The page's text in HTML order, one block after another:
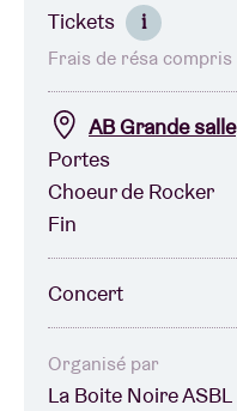
BRDCST
ABtv
Chèque-concert
À propos de l'AB
Contact
Tickets i
Frais de résa compris
AB Grande salle
Portes
Choeur de Rocker
Fin
Concert
Organisé par
La Boite Noire ASBL